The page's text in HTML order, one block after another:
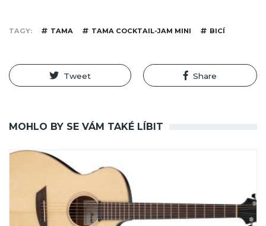
TAGY TAMA TAMA COCKTAIL-JAM MINI BICÍ
Tweet Share
MOHLO BY SE VÁM TAKÉ LÍBIT